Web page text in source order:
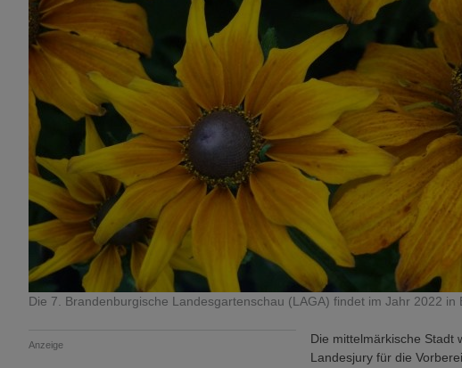
Die 7. Brandenburgische Landesgartenschau (LAGA) findet im Jahr 2022 in
Anzeige
Die mittelmärkische Stadt
Landesjury für die